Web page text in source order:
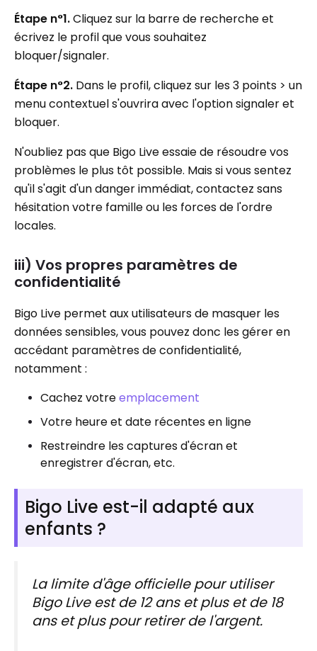
Étape n°1.Cliquez sur la barre de recherche et
écrivez le profil que vous souhaitez
bloquer/signaler.
Étape n°2. Dans le profil, cliquez sur les 3 points > un
menu contextuel s'ouvrira avec l'option signaler et
bloquer.
N'oubliez pas que Bigo Live essaie de résoudre vos
problèmes le plus tôt possible. Mais si vous sentez
qu'il s'agit d'un danger immédiat, contactez sans
hésitation votre famille ou les forces de l'ordre
locales.
iii) Vos propres paramètres de
confidentialité
Bigo Live permet aux utilisateurs de masquer les
données sensibles, vous pouvez donc les gérer en
accédant paramètres de confidentialité,
notamment :
Cachez votreemplacement
Votre heure et date récentes en ligne
Restreindre les captures d'écran et
enregistrer d'écran, etc.
Bigo Live est-il adapté aux
enfants ?
La limite d'âge officielle pour utiliser
Bigo Live est de 12 ans et plus et de 18
ans et plus pour retirer de l'argent.